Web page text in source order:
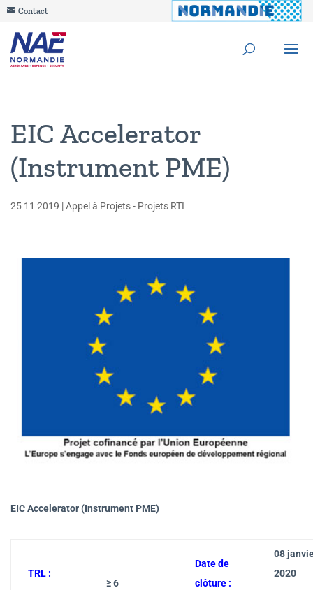
Contact
EIC Accelerator
(Instrument PME)
25 11 2019 |Appel à Projets - Projets RTI
EIC Accelerator (Instrument PME)
TRL :
≥ 6
Date de
clôture :
08
2020